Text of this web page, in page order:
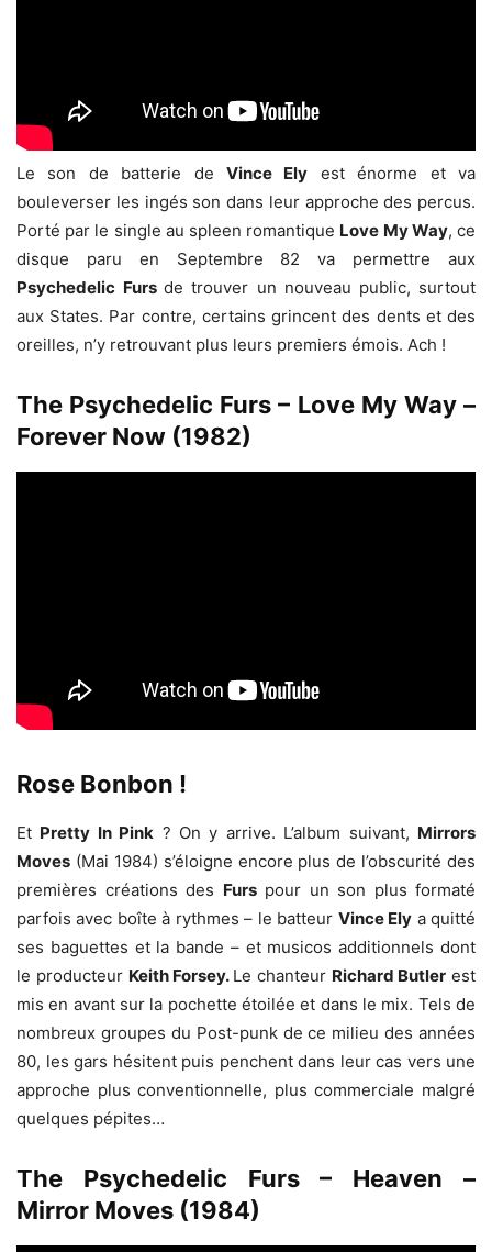
Le son de batterie de Vince Ely est énorme et va
bouleverser les ingés son dans leur approche des percus.
Porté par le single au spleen romantique Love My Way, ce
disque paru en Septembre 82 va permettre aux
Psychedelic Fursde trouver un nouveau public, surtout
aux States. Par contre, certains grincent des dents et des
oreilles, n’y retrouvant plus leurs premiers émois. Ach !
The Psychedelic Furs – Love My Way –
Forever Now (1982)
Rose Bonbon !
Et Pretty In Pink ? On y arrive. L’album suivant, Mirrors
Moves (Mai 1984) s’éloigne encore plus de l’obscurité des
premières créations des Furspour un son plus formaté
parfois avec boîte à rythmes – le batteur Vince Ely a quitté
ses baguettes et la bande – et musicos additionnels dont
le producteur Keith Forsey. Le chanteur Richard Butler est
mis en avant sur la pochette étoilée et dans le mix. Tels de
nombreux groupes du Post-punk de ce milieu des années
80, les gars hésitent puis penchent dans leur cas vers une
approche plus conventionnelle, plus commerciale malgré
quelques pépites…
The Psychedelic Furs – Heaven –
Mirror Moves (1984)